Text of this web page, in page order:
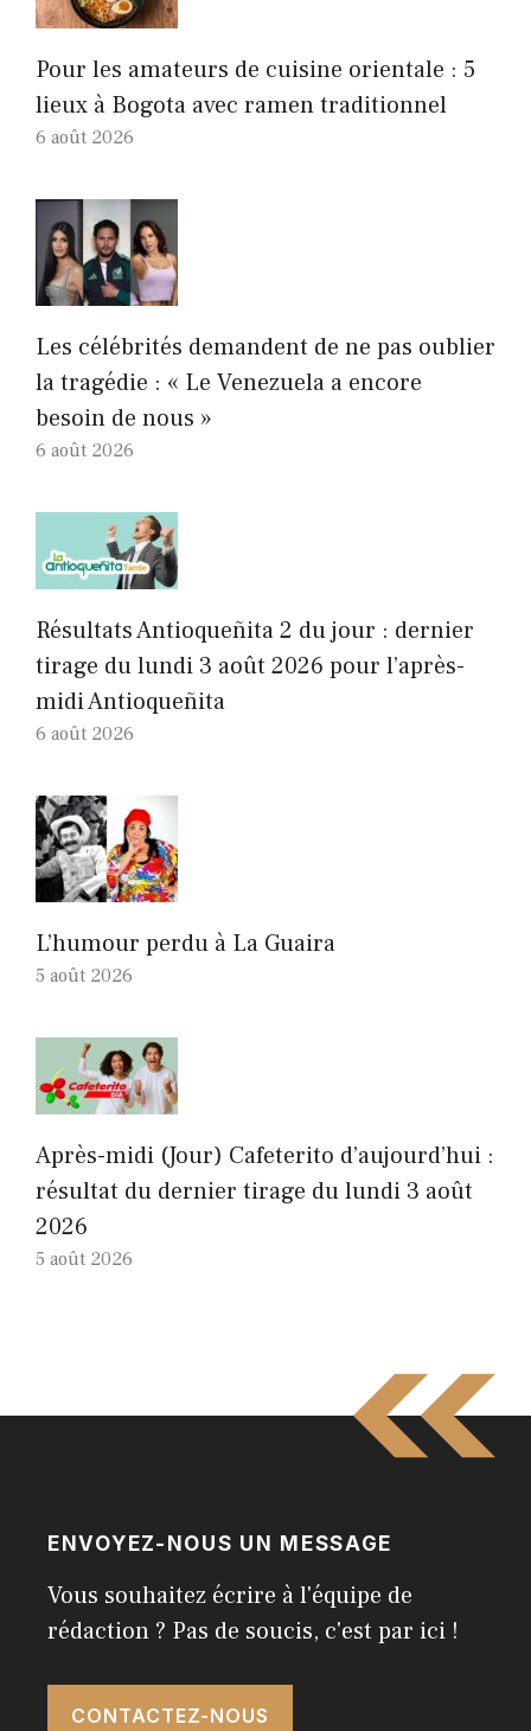
Pour les amateurs de cuisine orientale : 5
lieux à Bogota avec ramen traditionnel
6 août 2026
Les célébrités demandent de ne pas oublier
la tragédie : « Le Venezuela a encore
besoin de nous »
6 août 2026
Résultats Antioqueñita 2 du jour : dernier
tirage du lundi 3 août 2026 pour l’après-
midi Antioqueñita
6 août 2026
L’humour perdu à La Guaira
5 août 2026
Après-midi (Jour) Cafeterito d’aujourd’hui :
résultat du dernier tirage du lundi 3 août
2026
5 août 2026
ENVOYEZ-NOUS UN MESSAGE
Vous souhaitez écrire à l'équipe de
rédaction ? Pas de soucis, c'est par ici !
CONTACTEZ-NOUS